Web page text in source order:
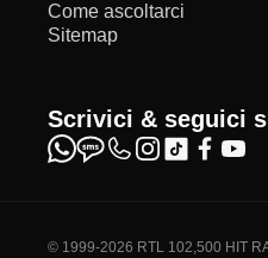
Come ascoltarci
Sitemap
Scrivici & seguici
© 1999-2026 RTL 102,500 HIT